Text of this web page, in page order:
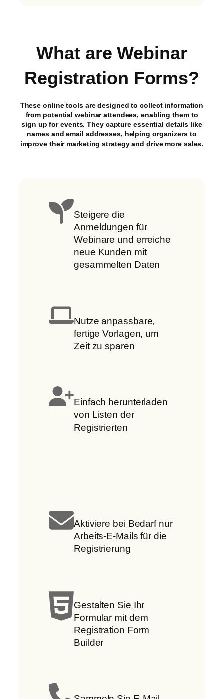
What are Webinar
Registration Forms?
These online tools are designed to collect information
from potential webinar attendees, enabling them to
sign up for events. They capture essential details like
names and email addresses, helping organizers to
improve their marketing strategy and drive more sales.
Steigere die
Anmeldungen für
Webinare und erreiche
neue Kunden mit
gesammelten Daten
Nutze anpassbare,
fertige Vorlagen, um
Zeit zu sparen
Einfach herunterladen
von Listen der
Registrierten
Aktiviere bei Bedarf nur
Arbeits-E-Mails für die
Registrierung
Gestalten Sie Ihr
Formular mit dem
Registration Form
Builder